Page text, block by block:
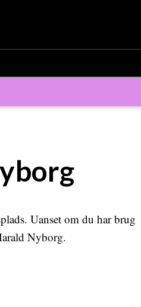
Uanset om du har brug
Nyborg.